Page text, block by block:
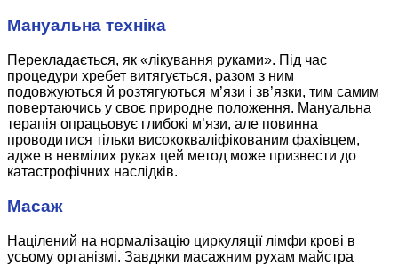
Мануальна техніка
Перекладається, як «лікування руками». Під час
процедури хребет витягується, разом з ним
подовжуються й розтягуються м’язи і зв’язки, тим самим
повертаючись у своє природне положення. Мануальна
терапія опрацьовує глибокі м’язи, але повинна
проводитися тільки висококваліфікованим фахівцем,
адже в невмілих руках цей метод може призвести до
катастрофічних наслідків.
Масаж
Націлений на нормалізацію циркуляції лімфи крові в
усьому організмі. Завдяки масажним рухам майстра